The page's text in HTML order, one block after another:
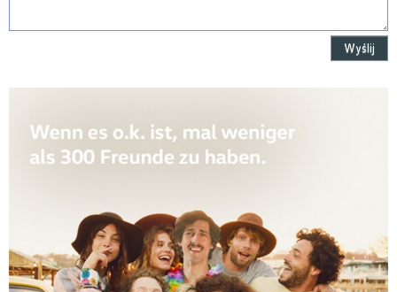
Wyślij